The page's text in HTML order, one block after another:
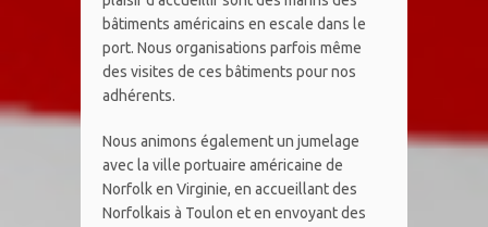
bâtiments américains en escale dans le
port. Nous organisations parfois même
des visites de ces bâtiments pour nos
adhérents.
Nous animons également un jumelage
avec la ville portuaire américaine de
Norfolk en Virginie, en accueillant des
Norfolkais à Toulon et en envoyant des